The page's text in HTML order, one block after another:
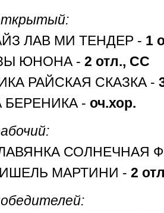
ЛАВ МИ ТЕНДЕР - 1
ЮНОНА - 2 отл., СС
РАЙСКАЯ СКАЗКА -
БЕРЕНИКА - оч.хор.
СОЛНЕЧНАЯ
МАРТИНИ - 2